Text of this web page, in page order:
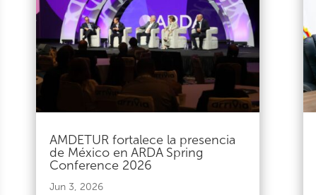
AMDETUR fortalece la presencia
de México en ARDA Spring
Conference 2026
Jun 3, 2026